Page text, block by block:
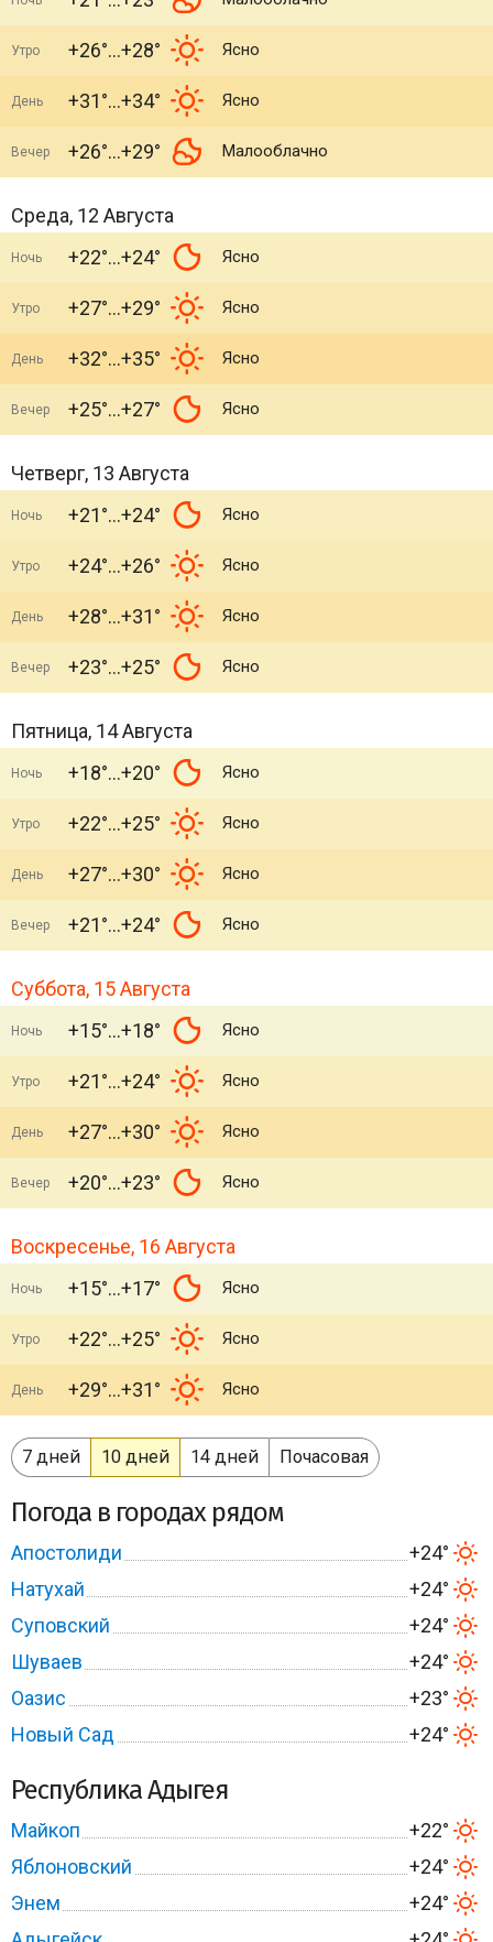
Утро +26° +28° Ясно
День +31° +34° Ясно
Вечер +26° +29° Малооблачно
Среда, 12 Августа
Ночь +22° +24° Ясно
Утро +27° +29° Ясно
День +32° +35° Ясно
Вечер +25° +27° Ясно
Четверг, 13 Августа
Ночь +21° +24° Ясно
Утро +24° +26° Ясно
День +28° +31° Ясно
Вечер +23° +25° Ясно
Пятница, 14 Августа
Ночь +18° +20° Ясно
Утро +22° +25° Ясно
День +27° +30° Ясно
Вечер +21° +24° Ясно
Суббота, 15 Августа
Ночь +15° +18° Ясно
Утро +21° +24° Ясно
День +27° +30° Ясно
Вечер +20° +23° Ясно
Воскресенье, 16 Августа
Ночь +15° +17° Ясно
Утро +22° +25° Ясно
День +29° +31° Ясно
7 дней 10 дней 14 дней Почасовая
Погода в городах рядом
Апостолиди
+24°
Натухай
+24°
Суповский
+24°
Шуваев
+24°
Оазис
+23°
Новый Сад
+24°
Республика Адыгея
Майкоп
+22°
Яблоновский
+24°
Энем
+24°